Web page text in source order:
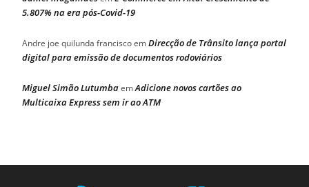
5.807% na era pós-Covid-19
Andre joe quilunda franciscoemDirecção de Trânsito lança portal
digital para emissão de documentos rodoviários
Miguel Simão LutumbaemAdicione novos cartões ao
Multicaixa Express sem ir ao ATM